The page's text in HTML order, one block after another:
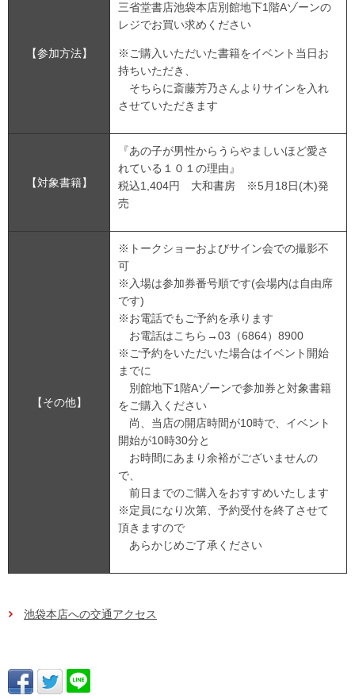
【参加方法】
三省堂書店池袋本店別館地下1階Aゾーンの
レジでお買い求めください
※ご購入いただいた書籍をイベント当日お
持ちいただき、
そちらに斎藤芳乃さんよりサインを入れ
させていただきます
【対象書籍】
『あの子が男性からうらやましいほど愛さ
れている１０１の理由』
税込1,404円 大和書房 ※5月18日(木)発
売
【その他】
※トークショーおよびサイン会での撮影不
可
※入場は参加券番号順です(会場内は自由席
です)
※お電話でもご予約を承ります
お電話はこちら→03（6864）8900
※ご予約をいただいた場合はイベント開始
までに
別館地下1階Aゾーンで参加券と対象書籍
をご購入ください
尚、当店の開店時間が10時で、イベント
開始が10時30分と
お時間にあまり余裕がございませんの
で、
前日までのご購入をおすすめいたします
※定員になり次第、予約受付を終了させて
頂きますので
あらかじめご了承ください
池袋本店への交通アクセス